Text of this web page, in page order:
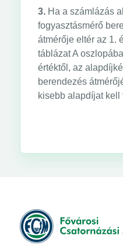
3. Ha a számlázás
fogyasztásmérő
átmérője eltér az 1.
táblázat A
értéktől, az
berendezés
kisebb alapdíjat kell